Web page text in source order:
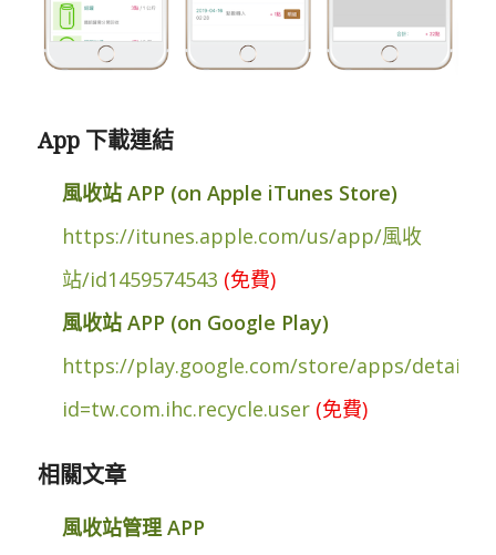
App 下載連結
風收站 APP (on Apple iTunes Store)
https://itunes.apple.com/us/app/風收
站/id1459574543 (免費)
風收站 APP (on Google Play)
https://play.google.com/store/apps/details?
id=tw.com.ihc.recycle.user (免費)
相關文章
風收站管理 APP